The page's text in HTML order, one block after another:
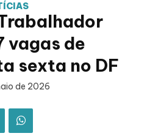
vagas de
sexta no DF
de 2026